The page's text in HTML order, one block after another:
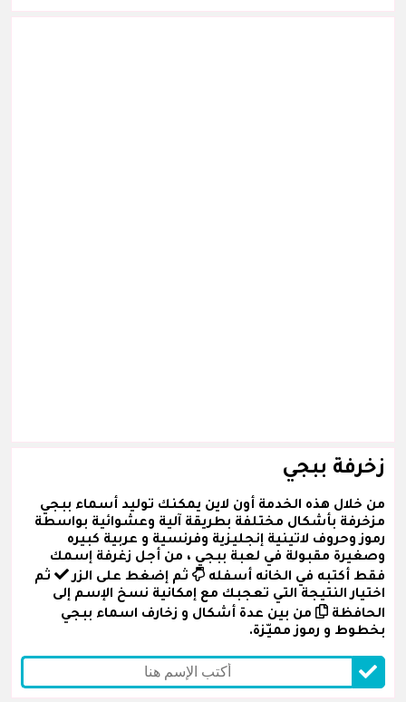
زخرفة ببجي
من خلال هذه الخدمة أون لاين يمكنك توليد أسماء ببجي
مزخرفة بأشكال مختلفة بطريقة آلية وعشوائية بواسطة
رموز وحروف لاتينية إنجليزية وفرنسية و عربية كبيره
وصغيرة مقبولة في لعبة ببجي ، من أجل زغرفة إسمك
فقط أكتبه في الخانه أسفله
ثم إضغط على الزر
ثم
اختيار النتيجة التي تعجبك مع إمكانية نسخ الإسم إلى
الحافظة
من بين عدة أشكال و زخارف اسماء ببجي
بخطوط و رموز مميّزة.